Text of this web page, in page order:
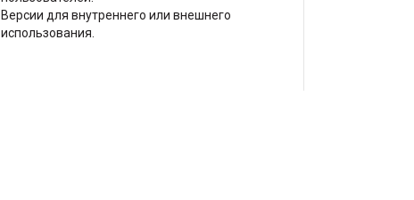
Версии для внутреннего или внешнего
использования.